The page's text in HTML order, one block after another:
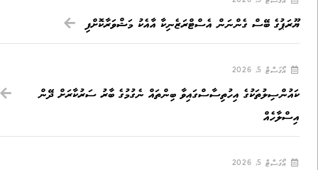
ޔޫރަޕުގެ ބޭސް ގެންނަން އެސްޓްރަޒެނިކާ އާއެކު މަޝްވަރާކޮށްފި
އޯގަސްޓް 5, 2026
ކައުންސިލުތަކުގެ އިހުތިސާސްގައިވާ ބިންތައް ނެގުމުގެ ބާރު ސަރުކާރަށް ދޭން
އިސްލާހެއް
އޯގަސްޓް 5, 2026